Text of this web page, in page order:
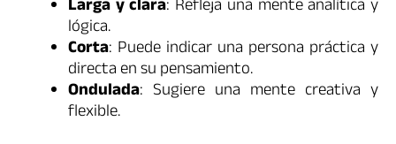
Larga y clara: Refleja una mente analítica y
lógica.
Corta: Puede indicar una persona práctica y
directa en su pensamiento.
Ondulada: Sugiere una mente creativa y
flexible.